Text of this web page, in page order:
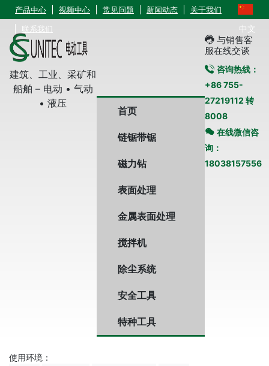
中文
产品中心 视频中心 常见问题 新闻动态
关于我们
联系我们
建筑、工业、采矿和
船舶 – 电动 • 气动
• 液压
与销售客
服在线交谈
咨询热线：
+86 755-
27219112 转
8008
在线微信咨
询：
18038157556
首页
链锯带锯
磁力钻
表面处理
金属表面处理
搅拌机
除尘系统
安全工具
特种工具
使用环境：